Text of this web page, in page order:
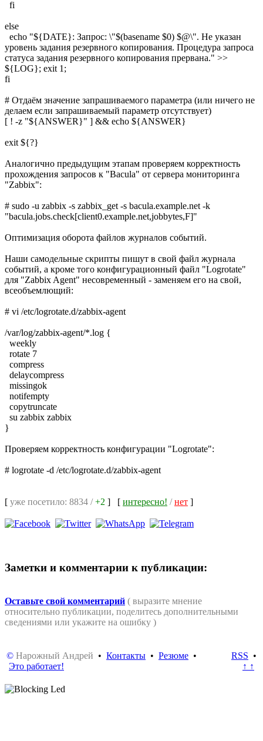
fi
else
echo "${DATE}: Запрос: \"$(basename $0) $@\". Не указан
уровень задания резервного копирования. Процедура запроса
статуса задания резервного копирования прервана." >>
${LOG}; exit 1;
fi
# Отдаём значение запрашиваемого параметра (или ничего не
делаем если запрашиваемый параметр отсутствует)
[ ! -z "${ANSWER}" ] && echo ${ANSWER}
exit ${?}
Аналогично предыдущим этапам проверяем корректность
прохождения запросов к "Bacula" от сервера мониторинга
"Zabbix":
# sudo -u zabbix -s zabbix_get -s bacula.example.net -k
"bacula.jobs.check[client0.example.net,jobbytes,F]"
Оптимизация оборота файлов журналов событий.
Наши самодельные скрипты пишут в свой файл журнала
событий, а кроме того конфигурационный файл "Logrotate"
для "Zabbix Agent" несовременный - заменяем его на свой,
всеобъемлющий:
# vi /etc/logrotate.d/zabbix-agent
/var/log/zabbix-agent/*.log {
weekly
rotate 7
compress
delaycompress
missingok
notifempty
copytruncate
su zabbix zabbix
}
Проверяем корректность конфигурации "Logrotate":
# logrotate -d /etc/logrotate.d/zabbix-agent
[ уже посетило: 8834 /+2 ] [ интересно! /нет ]
Заметки и комментарии к публикации:
Оставьте свой комментарий ( выразите мнение
относительно публикации, поделитесь дополнительными
сведениями или укажите на ошибку )
© Нарожный Андрей • Контакты • Резюме •
Это работает!
RSS •
↑ ↑